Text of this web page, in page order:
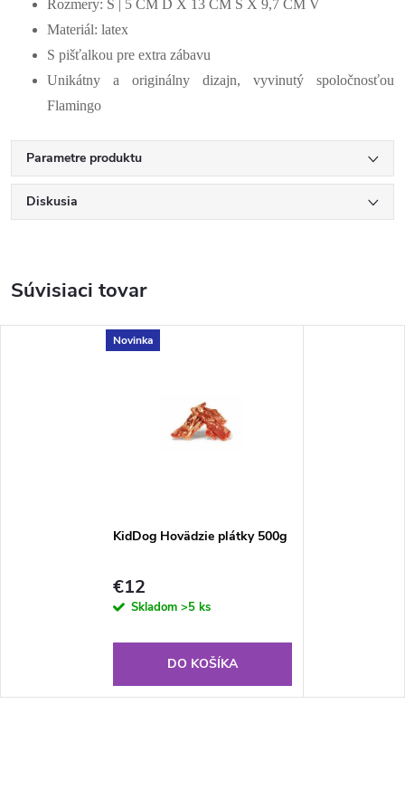
Rozmery: S | 5 CM D X 13 CM Š X 9,7 CM V
Materiál: latex
S pišťalkou pre extra zábavu
Unikátny a originálny dizajn, vyvinutý spoločnosťou
Flamingo
Parametre produktu
Diskusia
Súvisiaci tovar
Novinka
KidDog Hovädzie plátky 500g
€12
Skladom >5 ks
DO KOŠÍKA